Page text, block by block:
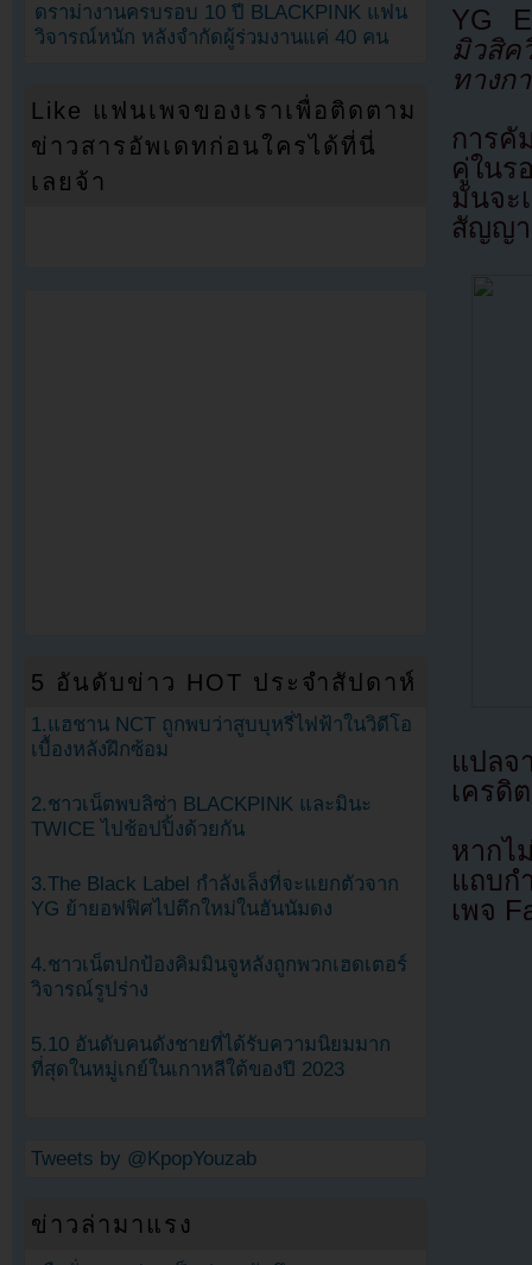
YG
มิวสิค
ทางก
การคั
คู่ในร
มันจะ
สัญญา
แปล
เครดิ
หากไ
แถบก
เพจ
ดราม่างานครบรอบ 10 ปี BLACKPINK แฟน
วิจารณ์หนัก หลังจำกัดผู้ร่วมงานแค่ 40 คน
Like แฟนเพจของเราเพื่อติดตาม
ข่าวสารอัพเดทก่อนใครได้ที่นี่
เลยจ้า
5 อันดับข่าว HOT ประจำสัปดาห์
1.แฮชาน NCT ถูกพบว่าสูบบุหรี่ไฟฟ้าในวิดีโอ
เบื้องหลังฝึกซ้อม
2.ชาวเน็ตพบลิซ่า BLACKPINK และมินะ
TWICE ไปช้อปปิ้งด้วยกัน
3.The Black Label กำลังเล็งที่จะแยกตัวจาก
YG ย้ายอฟฟิศไปตึกใหม่ในฮันนัมดง
4.ชาวเน็ตปกป้องคิมมินจูหลังถูกพวกเฮดเตอร์
วิจารณ์รูปร่าง
5.10 อันดับคนดังชายที่ได้รับความนิยมมาก
ที่สุดในหมู่เกย์ในเกาหลีใต้ของปี 2023
Tweets by @KpopYouzab
ข่าวล่ามาแรง